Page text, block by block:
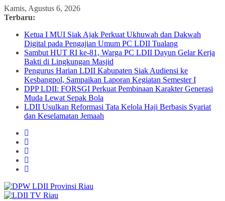
Skip
to
Kamis, Agustus 6, 2026
Terbaru:
Ketua I MUI Siak Ajak Perkuat Ukhuwah dan Dakwah
Digital pada Pengajian Umum PC LDII Tualang
Sambut HUT RI ke-81, Warga PC LDII Dayun Gelar Kerja
Bakti di Lingkungan Masjid
Pengurus Harian LDII Kabupaten Siak Audiensi ke
Kesbangpol, Sampaikan Laporan Kegiatan Semester I
DPP LDII: FORSGI Perkuat Pembinaan Karakter Generasi
Muda Lewat Sepak Bola
LDII Usulkan Reformasi Tata Kelola Haji Berbasis Syariat
dan Keselamatan Jemaah